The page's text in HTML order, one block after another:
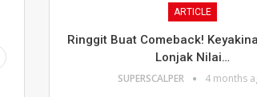
ARTICLE
Ringgit Buat Comeback!
Lonjak Nilai…
SUPERSCALPER 4 months